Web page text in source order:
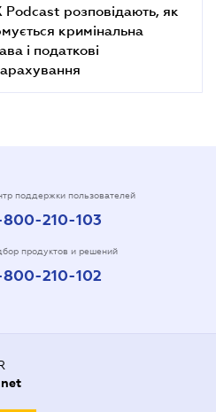
Podcast розповідають, як
кримінальна
і податкові
поддержки пользователей
210-103
продуктов и решений
210-102